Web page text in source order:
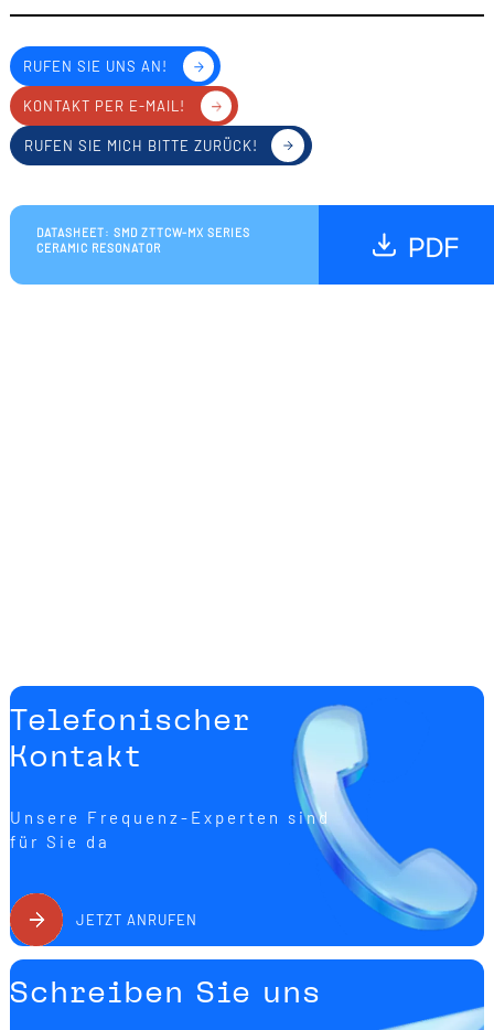
RUFEN SIE UNS AN!
KONTAKT PER E-MAIL!
RUFEN SIE MICH BITTE ZURÜCK!
DATASHEET: SMD ZTTCW-MX SERIES
CERAMIC RESONATOR
Telefonischer
Kontakt
Unsere Frequenz-Experten sind
für Sie da
JETZT ANRUFEN
Schreiben Sie uns